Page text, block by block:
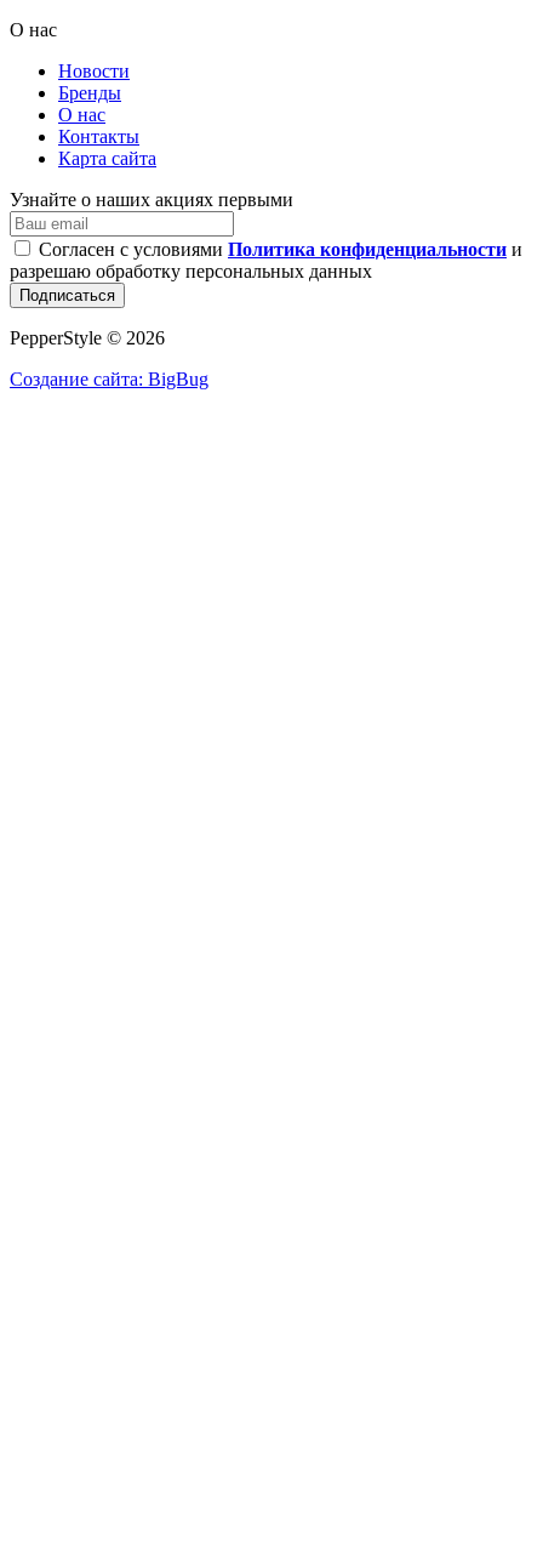
О нас
Новости
Бренды
О нас
Контакты
Карта сайта
Узнайте о наших акциях первыми
Согласен с условиями Политика конфиденциальности и
разрешаю обработку персональных данных
Подписаться
PepperStyle © 2026
Создание сайта: BigBug